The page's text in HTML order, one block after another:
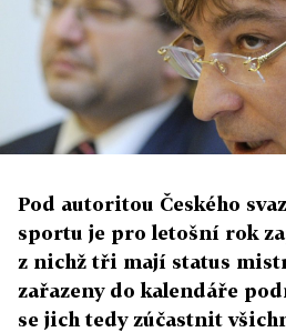
Pod autoritou Českého
sportu je pro letošní rok
z nichž tři mají status
zařazeny do kalendáře
se jich tedy zúčastnit